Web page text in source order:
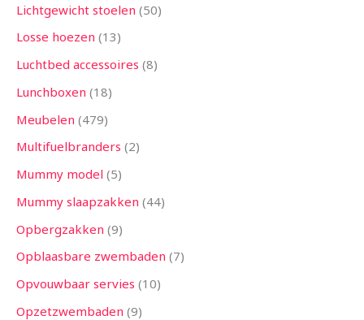
Lichtgewicht stoelen 50
Losse hoezen 13
Luchtbed accessoires 8
Lunchboxen 18
Meubelen 479
Multifuelbranders 2
Mummy model 5
Mummy slaapzakken 44
Opbergzakken 9
Opblaasbare zwembaden 7
Opvouwbaar servies 10
Opzetzwembaden 9